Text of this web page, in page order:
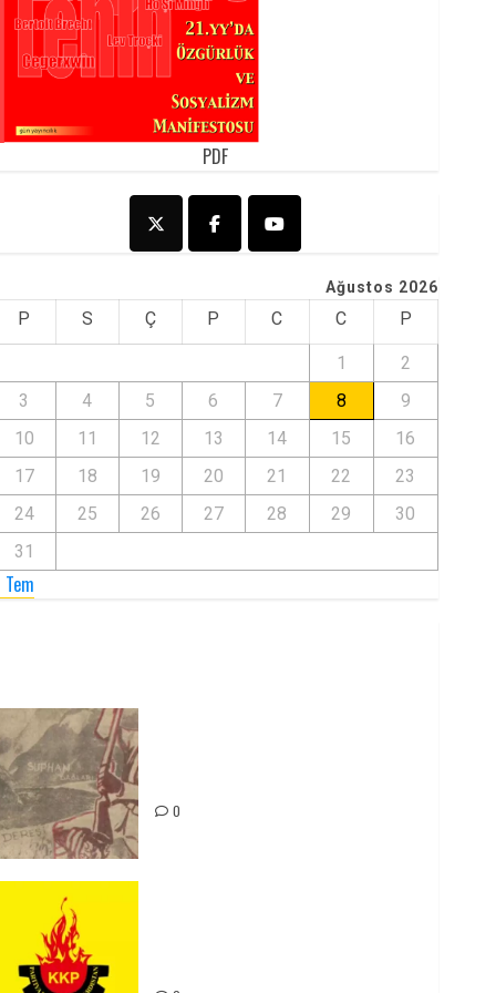
PDF
Ağustos 2026
P S Ç P C C P
1
2
3
4 5 6 7 8
9
10
11 12 13 14 15
16
17
18 19 20 21 22
23
24
25 26 27 28 29
30
31
0